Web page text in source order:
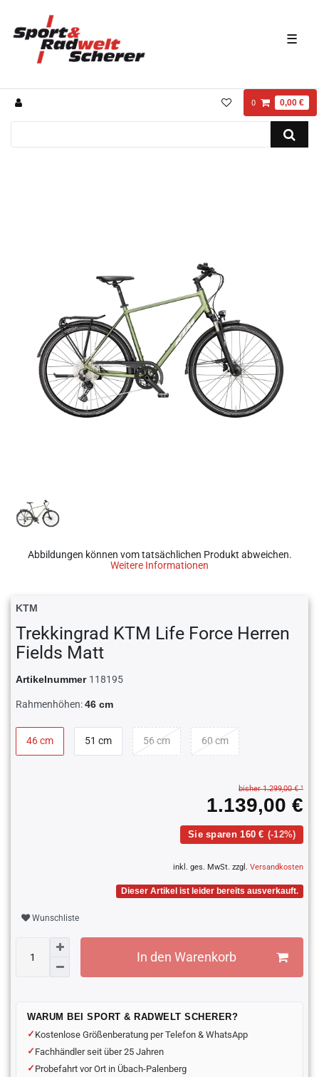
☰
0 0,00 €
Abbildungen können vom tatsächlichen Produkt abweichen.
Weitere Informationen
KTM
Trekkingrad KTM Life Force Herren
Fields Matt
Artikelnummer 118195
Rahmenhöhen:46 cm
46 cm 51 cm 56 cm 60 cm
bisher 1.299,00 € ¹
1.139,00 €
Sie sparen 160 € (-12%)
inkl. ges. MwSt. zzgl. Versandkosten
Dieser Artikel ist leider bereits ausverkauft.
Wunschliste
In den Warenkorb
WARUM BEI SPORT & RADWELT SCHERER?
Kostenlose Größenberatung per Telefon & WhatsApp
Fachhändler seit über 25 Jahren
Probefahrt vor Ort in Übach-Palenberg